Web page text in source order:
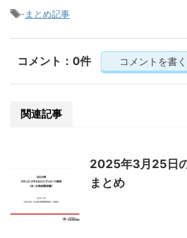
- まとめ記事
コメント：0件 コメントを書く
関連記事
2025年3月25日
まとめ